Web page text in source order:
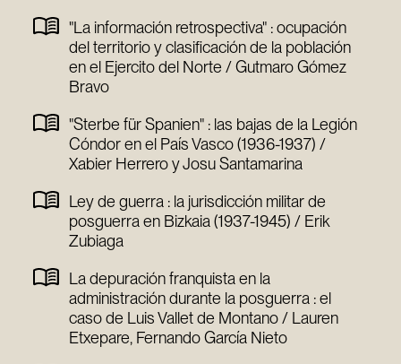
"La información retrospectiva" : ocupación
del territorio y clasificación de la población
en el Ejercito del Norte / Gutmaro Gómez
Bravo
"Sterbe für Spanien" : las bajas de la Legión
Cóndor en el País Vasco (1936-1937) /
Xabier Herrero y Josu Santamarina
Ley de guerra : la jurisdicción militar de
posguerra en Bizkaia (1937-1945) / Erik
Zubiaga
La depuración franquista en la
administración durante la posguerra : el
caso de Luis Vallet de Montano / Lauren
Etxepare, Fernando García Nieto